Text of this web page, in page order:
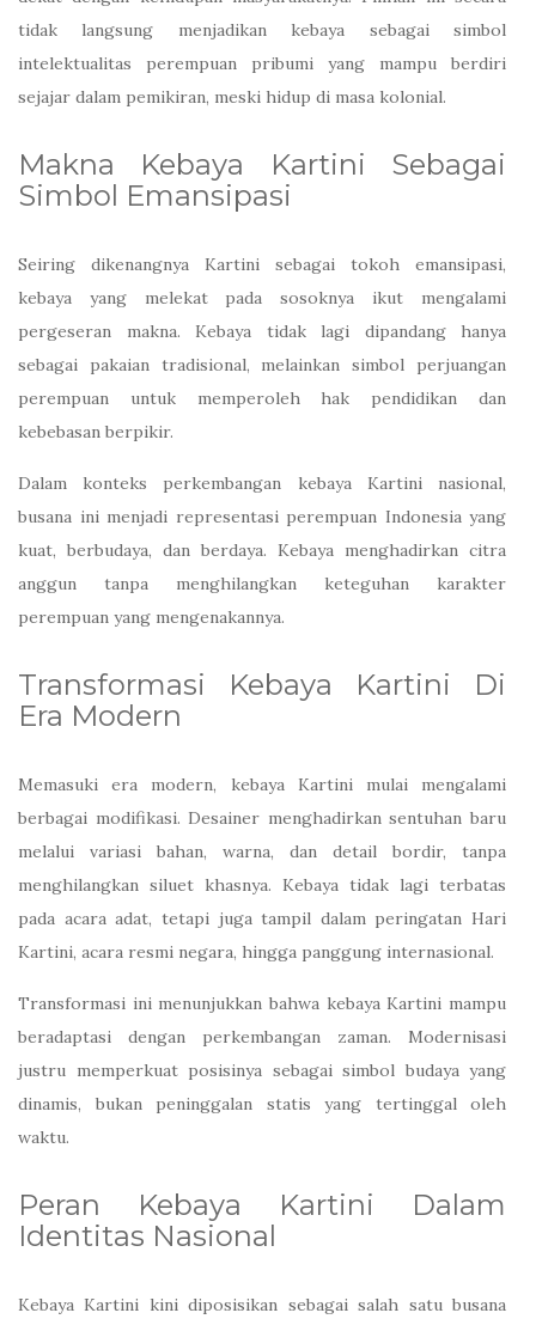
tidak langsung menjadikan kebaya sebagai simbol
intelektualitas perempuan pribumi yang mampu berdiri
sejajar dalam pemikiran, meski hidup di masa kolonial.
Makna Kebaya Kartini Sebagai
Simbol Emansipasi
Seiring dikenangnya Kartini sebagai tokoh emansipasi,
kebaya yang melekat pada sosoknya ikut mengalami
pergeseran makna. Kebaya tidak lagi dipandang hanya
sebagai pakaian tradisional, melainkan simbol perjuangan
perempuan untuk memperoleh hak pendidikan dan
kebebasan berpikir.
Dalam konteks perkembangan kebaya Kartini nasional,
busana ini menjadi representasi perempuan Indonesia yang
kuat, berbudaya, dan berdaya. Kebaya menghadirkan citra
anggun tanpa menghilangkan keteguhan karakter
perempuan yang mengenakannya.
Transformasi Kebaya Kartini Di
Era Modern
Memasuki era modern, kebaya Kartini mulai mengalami
berbagai modifikasi. Desainer menghadirkan sentuhan baru
melalui variasi bahan, warna, dan detail bordir, tanpa
menghilangkan siluet khasnya. Kebaya tidak lagi terbatas
pada acara adat, tetapi juga tampil dalam peringatan Hari
Kartini, acara resmi negara, hingga panggung internasional.
Transformasi ini menunjukkan bahwa kebaya Kartini mampu
beradaptasi dengan perkembangan zaman. Modernisasi
justru memperkuat posisinya sebagai simbol budaya yang
dinamis, bukan peninggalan statis yang tertinggal oleh
waktu.
Peran Kebaya Kartini Dalam
Identitas Nasional
Kebaya Kartini kini diposisikan sebagai salah satu busana